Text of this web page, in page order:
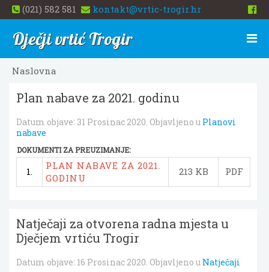
(021) 582 581 kontakt@vrtic-trogir.hr
Dječji vrtić Trogir
Naslovna
Plan nabave za 2021. godinu
Datum objave: 31 Prosinac 2020. Objavljeno u Planovi
nabave
DOKUMENTI ZA PREUZIMANJE:
1.
PLAN NABAVE ZA 2021.
GODINU
213 KB PDF
Natječaji za otvorena radna mjesta u
Dječjem vrtiću Trogir
Datum objave: 16 Prosinac 2020. Objavljeno u Natječaji